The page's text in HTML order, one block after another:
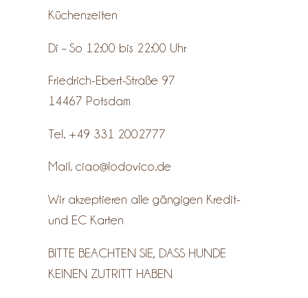
Küchenzeiten
Di – So 12:00 bis 22:00 Uhr
Friedrich-Ebert-Straße 97
14467 Potsdam
Tel. +49 331 2002777
Mail.ciao@lodovico.de
Wir akzeptieren alle gängigen Kredit-
und EC Karten
BITTE BEACHTEN SIE, DASS HUNDE
KEINEN ZUTRITT HABEN